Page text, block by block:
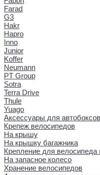
Farad
G3
Hakr
Hapro
Inno
Junior
Koffer
Neumann
PT Group
Sotra
Terra Drive
Thule
Yuago
Аксессуары для автобоксов
Крепеж велосипедов
На крышу
На крышку багажника
Крепление для велосипеда
На запасное колесо
Хранение велосипедов